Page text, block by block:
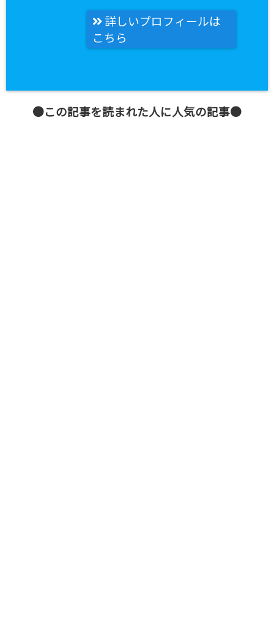
詳しいプロフィールは
こちら
●この記事を読まれた人に人気の記事●